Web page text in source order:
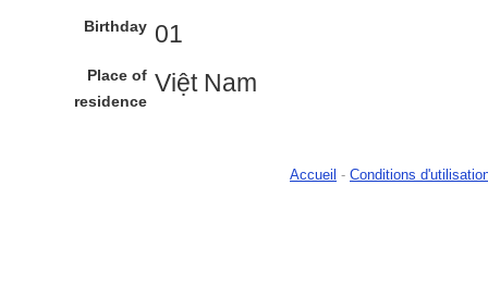
Birthday 01
Place of
residence
Việt Nam
Accueil - Conditions